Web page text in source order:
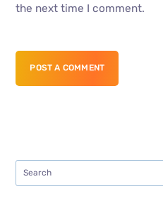
the next time I comment.
POST A COMMENT